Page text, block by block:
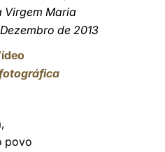
Virgem Maria
de 2013
povo